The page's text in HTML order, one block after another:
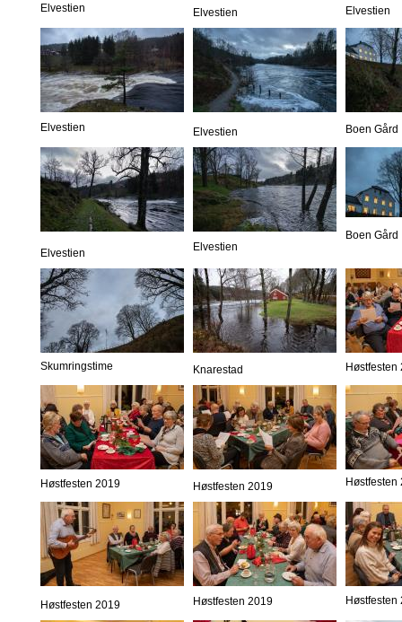
Elvestien Elvestien Elvestien
Elvestien Elvestien Boen Gård
Elvestien Elvestien
Boen Gård
Skumringstime Knarestad Høstfesten
Høstfesten 2019 Høstfesten 2019 Høstfesten
Høstfesten 2019 Høstfesten 2019 Høstfesten